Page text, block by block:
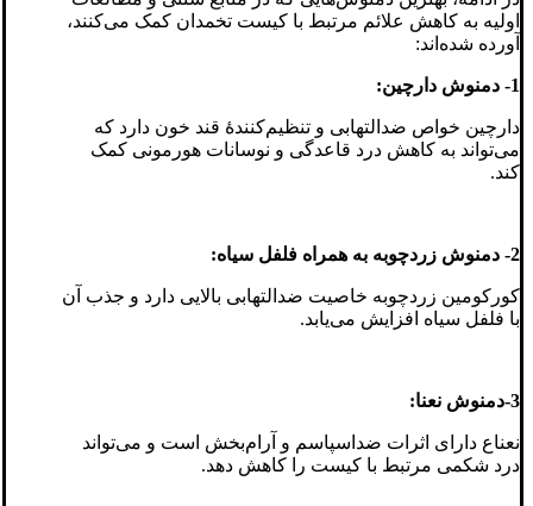
اولیه به کاهش علائم مرتبط با کیست تخمدان کمک می‌کنند،
آورده شده‌اند:
1- دمنوش دارچین:
دارچین خواص ضدالتهابی و تنظیم‌کنندهٔ قند خون دارد که
می‌تواند به کاهش درد قاعدگی و نوسانات هورمونی کمک
کند.
2- دمنوش زردچوبه به همراه فلفل سیاه:
کورکومین زردچوبه خاصیت ضدالتهابی بالایی دارد و جذب آن
با فلفل سیاه افزایش می‌یابد.
3-دمنوش نعنا:
نعناع دارای اثرات ضداسپاسم و آرام‌بخش است و می‌تواند
درد شکمی مرتبط با کیست را کاهش دهد.